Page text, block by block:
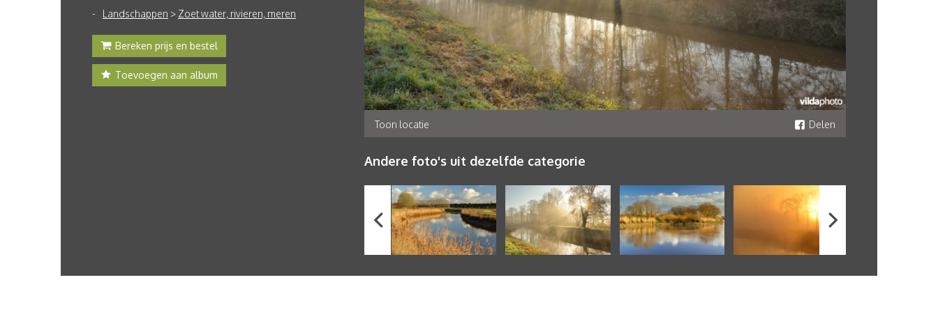
Landschappen > Zoet water, rivieren, meren
Bereken prijs en bestel
Toevoegen aan album
Toon locatie Delen
Andere foto's uit dezelfde categorie